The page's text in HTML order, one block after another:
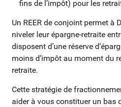
fins de l’impôt) pour les
Un REER de conjoint permet à
niveler leur épargne-retraite
disposent d’une réserve
moins d’impôt au moment du
retraite.
Cette stratégie de
aider à vous constituer un bas